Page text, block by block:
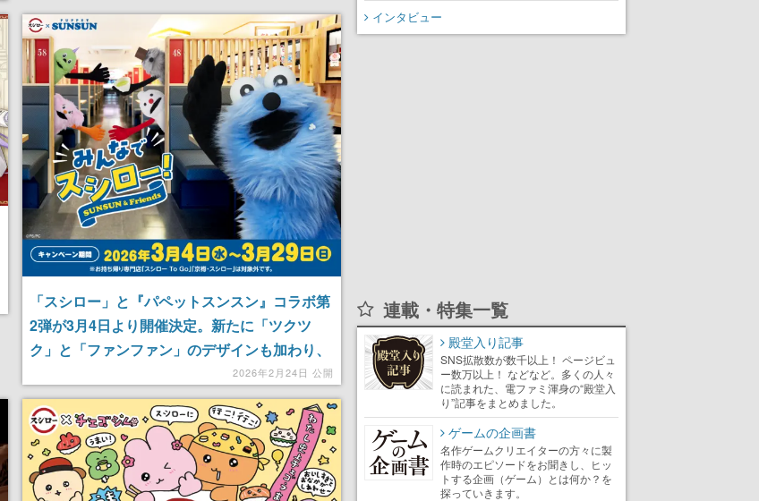
「スシロー」と『パペットスンスン』コラボ第
2弾が3月4日より開催決定。新たに「ツクツ
ク」と「ファンファン」のデザインも加わり、
指人形やオリジナル湯呑み、ステッカー、クリ
アカードなど限定グッズ付きメニューが多数登
場
2026年2月24日 公開
インタビュー
連載・特集一覧
殿堂入り記事
SNS拡散数が数千以上！ ページビュ
ー数万以上！ などなど。多くの人々
に読まれた、電ファミ渾身の“殿堂入
り”記事をまとめました。
ゲームの企画書
名作ゲームクリエイターの方々に製
作時のエピソードをお聞きし、ヒッ
トする企画（ゲーム）とは何か？を
探っていきます。